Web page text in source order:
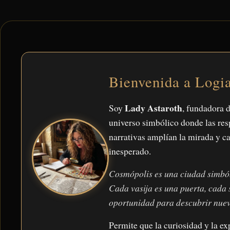
contenido
Bienvenida a
SoyLady Astaroth, fundadora
universo simbólico donde las
narrativas amplían la mirada y
inesperado.
Cosmópolis es una ciudad
Cada vasija es una puerta,
oportunidad para descubrir
Permite que la curiosidad y la